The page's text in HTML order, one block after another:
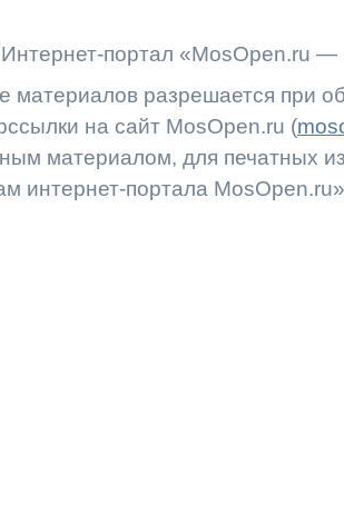
портал «MosOpen.ru —
материалов разрешается при
на сайт MosOpen.ru (
материалом, для печатных
интернет-портала